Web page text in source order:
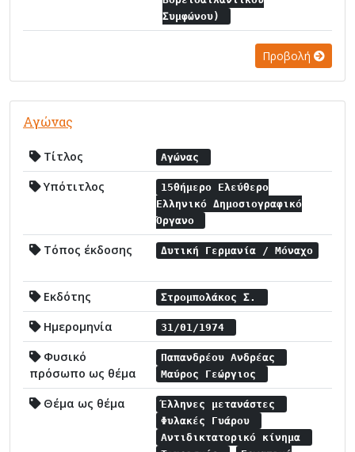
Συμφώνου)
Προβολή
Αγώνας
Τίτλος Αγώνας
Υπότιτλος
15θήμερο Ελεύθερο
Ελληνικό Δημοσιογραφικό
Όργανο
Τόπος έκδοσης Δυτική Γερμανία / Μόναχο
Εκδότης Στρομπολάκος Σ.
Ημερομηνία 31/01/1974
Φυσικό
πρόσωπο ως θέμα
Παπανδρέου Ανδρέας
Μαύρος Γεώργιος
Θέμα ως θέμα
Έλληνες μετανάστες
Φυλακές Γυάρου
Αντιδικτατορικό κίνημα